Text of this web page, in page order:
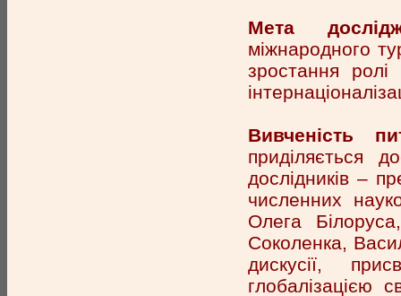
Мета
міжнародного
зростання
Вивченість
приділяється
дослідників –
численних
Олега
Соколенка,
дискусії,
глобалізацією